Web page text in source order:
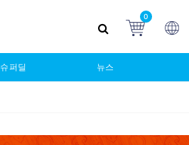
0
슈퍼딜 뉴스